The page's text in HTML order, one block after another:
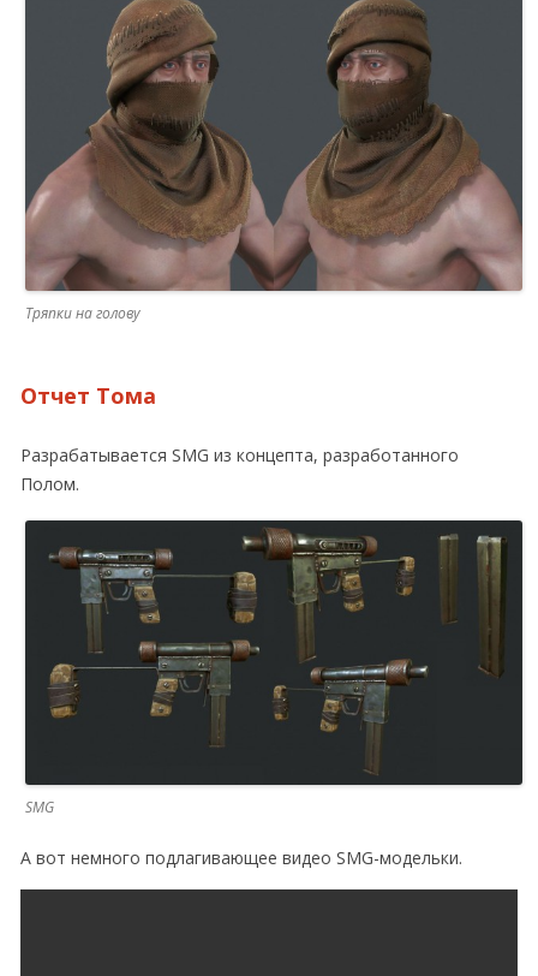
Тряпки на голову
Отчет Тома
Разрабатывается SMG из концепта, разработанного
Полом.
SMG
А вот немного подлагивающее видео SMG-модельки.